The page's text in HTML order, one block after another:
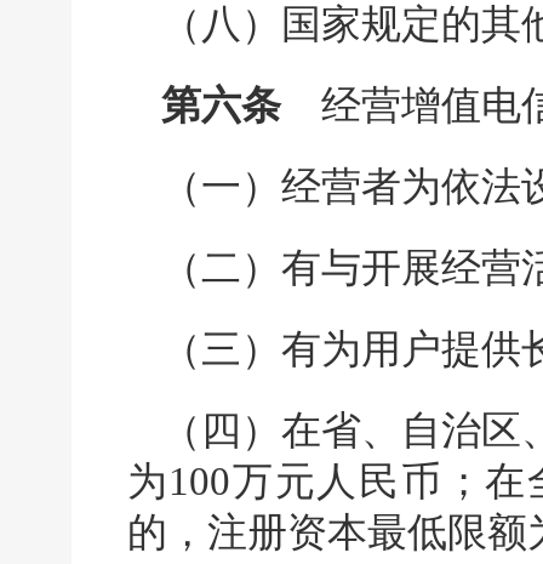
（八）国家规定的其
第六条经营增值电
（一）经营者为依
（二）有与开展经
（三）有为用户提
（四）在省、自治
为100万元人民币；
的，注册资本最低限额